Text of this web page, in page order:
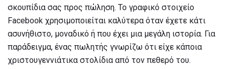
σκουπίδια σας προς πώληση. Το γραφικό στοιχείο
Facebook χρησιμοποιείται καλύτερα όταν έχετε κάτι
ασυνήθιστο, μοναδικό ή που έχει μια μεγάλη ιστορία. Για
παράδειγμα, ένας πωλητής γνωρίζω ότι είχε κάποια
χριστουγεννιάτικα στολίδια από τον πεθερό του.